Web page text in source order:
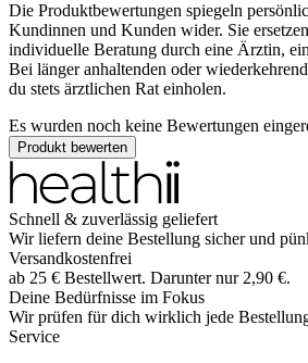
Die Produktbewertungen spiegeln
Kundinnen und Kunden wider. Sie
individuelle Beratung durch eine Ärztin,
Bei länger anhaltenden oder
du stets ärztlichen Rat einholen.
Es wurden noch keine Bewertungen
Produkt bewerten
Schnell & zuverlässig geliefert
Wir liefern deine Bestellung sicher und
Versandkostenfrei
ab 25 € Bestellwert. Darunter nur 2,90 €.
Deine Bedürfnisse im Fokus
Wir prüfen für dich wirklich jede
Service